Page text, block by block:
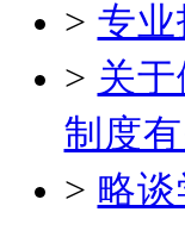
> 专
> 关
制度
> 略